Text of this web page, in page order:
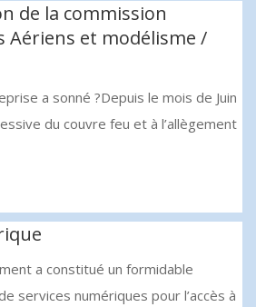
de la commission
Aériens et modélisme /
a sonné ?Depuis le mois de Juin
du couvre feu et à l’allègement
a constitué un formidable
services numériques pour l’accès à